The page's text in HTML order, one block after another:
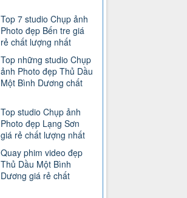
Top 7 studio Chụp ảnh
Photo đẹp Bến tre giá
rẻ chất lượng nhất
Top những studio Chụp
ảnh Photo đẹp Thủ Dầu
Một Bình Dương chất
Top studio Chụp ảnh
Photo đẹp Lạng Sơn
giá rẻ chất lượng nhất
Quay phim video đẹp
Thủ Dầu Một Bình
Dương giá rẻ chất